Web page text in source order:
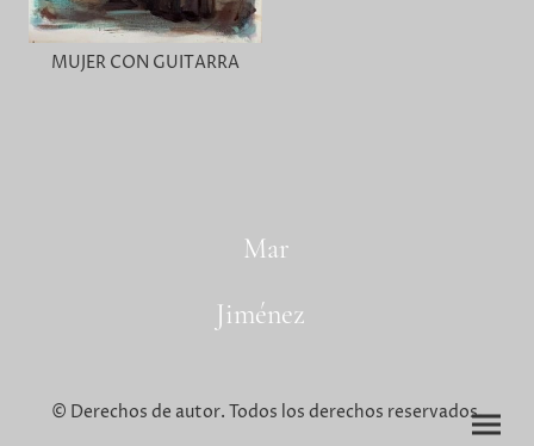
MUJER CON GUITARRA
Mar
Jiménez
© Derechos de autor. Todos los derechos reservados.